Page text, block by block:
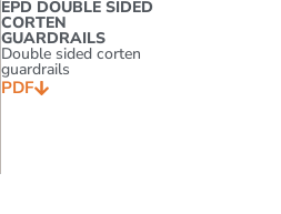
EPD DOUBLE SIDED
CORTEN
GUARDRAILS
Double sided corten
guardrails
PDF